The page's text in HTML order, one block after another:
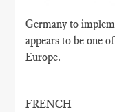
Germany to
appears to be one
Europe.
FRENCH